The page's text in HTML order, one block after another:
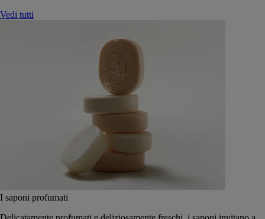
Vedi tutti
I saponi profumati